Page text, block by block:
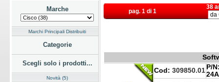
Marche
Marchi Principali Distribuiti
Categorie
Scegli solo i prodotti...
Novità (5)
pag. 1 di 1
38
Cod: 309850.01 P/